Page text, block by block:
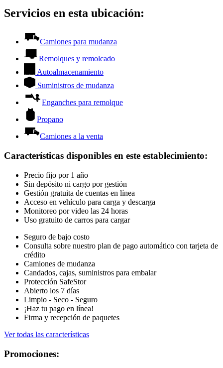
Servicios en esta ubicación:
Camiones para mudanza
Remolques y remolcado
Autoalmacenamiento
Suministros de mudanza
Enganches para remolque
Propano
Camiones a la venta
Características disponibles en este establecimiento:
Precio fijo por 1 año
Sin depósito ni cargo por gestión
Gestión gratuita de cuentas en línea
Acceso en vehículo para carga y descarga
Monitoreo por video las 24 horas
Uso gratuito de carros para cargar
Seguro de bajo costo
Consulta sobre nuestro plan de pago automático con tarjeta de
crédito
Camiones de mudanza
Candados, cajas, suministros para embalar
Protección SafeStor
Abierto los 7 días
Limpio - Seco - Seguro
¡Haz tu pago en línea!
Firma y recepción de paquetes
Ver todas las características
Promociones: